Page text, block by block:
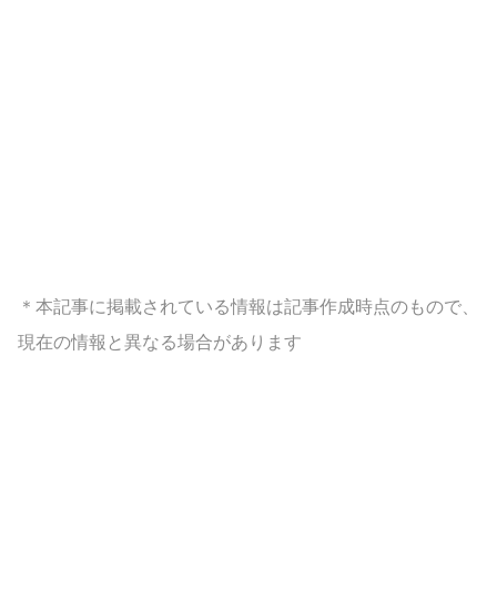
＊本記事に掲載されている情報は記事作成時点のもので、
現在の情報と異なる場合があります